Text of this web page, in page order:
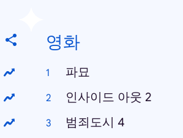
영화
파묘
인사이드 아웃 2
범죄도시 4